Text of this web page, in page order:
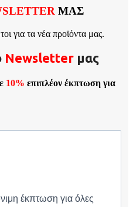
ΜΑΣ
για τα νέα προϊόντα μας.
Νewsletter μας
10% επιπλέον έκπτωση για
έκπτωση για όλες